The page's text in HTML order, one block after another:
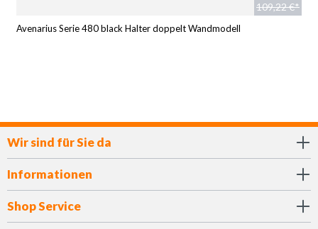
109,22 €*
Avenarius Serie 480 black Halter doppelt Wandmodell
Wir sind für Sie da
Informationen
Shop Service